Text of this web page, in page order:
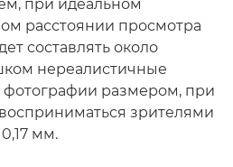
при идеальном
расстоянии просмотра
составлять около
нереалистичные
фотографии размером, при
зрителями
0,17 мм.